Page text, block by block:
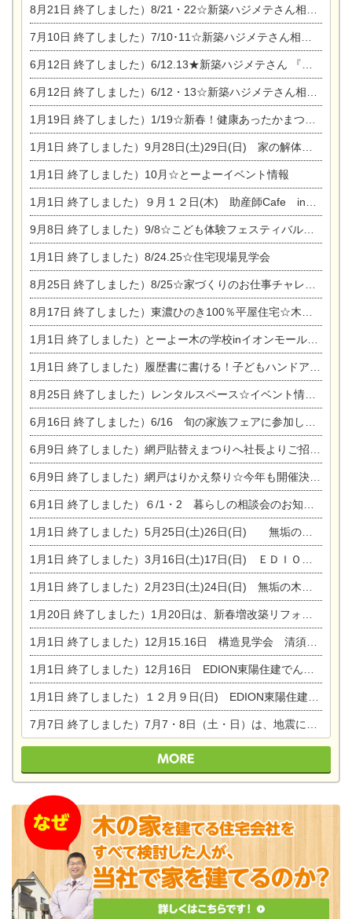
8月21日 終了しました）8/21・22☆新築ハジメテさん相談会 『集まれ！農地に家を建てたい人！』
7月10日 終了しました）7/10･11☆新築ハジメテさん相談会 『集まれ！農地に家を建てたい人！』完全予約制
6月12日 終了しました）6/12.13★新築ハジメテさん 『木の家 現場体感見学会』
6月12日 終了しました）6/12・13☆新築ハジメテさん相談会『今ある土地に家を建てる際の注意点』
1月19日 終了しました）1/19☆新春！健康あったかまつり＆増改築リフォームまつり
1月1日 終了しました）9月28日(土)29日(日) 家の解体なんでも相談会
1月1日 終了しました）10月☆とーよーイベント情報
1月1日 終了しました）９月１２日(木) 助産師Cafe in東陽住建
9月8日 終了しました）9/8☆こども体験フェスティバル☆一宮市民会館
1月1日 終了しました）8/24.25☆住宅現場見学会
8月25日 終了しました）8/25☆家づくりのお仕事チャレンジ
8月17日 終了しました）東濃ひのき100％平屋住宅☆木の家完成見学会
1月1日 終了しました）とーよー木の学校inイオンモール木曽川
1月1日 終了しました）履歴書に書ける！子どもハンドアロマ講座☆
8月25日 終了しました）レンタルスペース☆イベント情報☆チャイルドアロマセラピスト
6月16日 終了しました）6/16 旬の家族フェアに参加します☆
6月9日 終了しました）網戸貼替えまつりへ社長よりご招待です♪
6月9日 終了しました）網戸はりかえ祭り☆今年も開催決定！
6月1日 終了しました）６/1・2 暮らしの相談会のお知らせ
1月1日 終了しました）5月25日(土)26日(日) 無垢の木の家体感見学会開催☆
1月1日 終了しました）3月16日(土)17日(日) ＥＤＩＯＮ東陽住建でんき館 総決算まつり
1月1日 終了しました）2月23日(土)24日(日) 無垢の木の家 完成見学会
1月20日 終了しました）1月20日は、新春増改築リフォームまつり＆家の修理祭り＆家電まつりです。
1月1日 終了しました）12月15.16日 構造見学会 清須市西枇杷島町弁天
1月1日 終了しました）12月16日 EDION東陽住建でんき OPEN第二弾イベント！！
1月1日 終了しました）１２月９日(日) EDION東陽住建でんき館プレＯＰＥＮ！＆家の修理まつり
7月7日 終了しました）7月7・8日（土・日）は、地震に強くて安心！暮らしを楽しむ東濃ひのきの平屋の家体験見学会を開催します。ぜひお越しください。